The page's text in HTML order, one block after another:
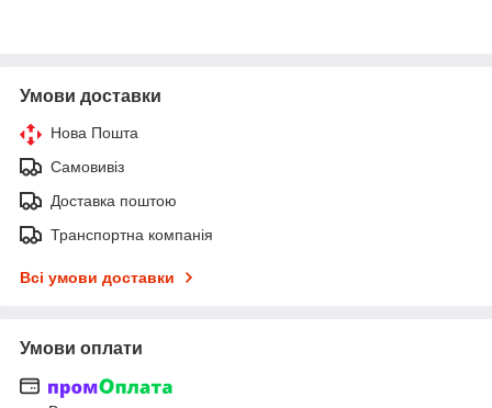
Умови доставки
Нова Пошта
Самовивіз
Доставка поштою
Транспортна компанія
Всі умови доставки
Умови оплати